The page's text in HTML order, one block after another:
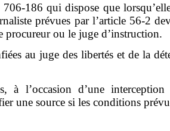
186 qui dispose que
prévues par l’article 56-2
procureur ou le juge d’instruction.
au juge des libertés et de la
l’occasion d’une
une source si les conditions